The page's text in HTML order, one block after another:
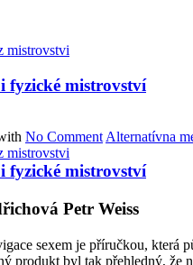
fyzické mistrovství
No Comment Alternatívna
fyzické mistrovství
Petr Weiss
sexem je příručkou, která
produkt byl tak přehledný, že